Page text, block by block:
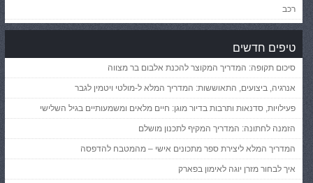
רכב
טיפים חדשים
סיכום תקופה: המדריך המקוצר להכנת אלבום בר מצווה
אנרגיה, ביצועים, התאוששות: המדריך המלא ל-מולטי ויטמין לגבר
פעילויות, סדנאות ותרבות בדיור מוגן: חיים מלאים ומשמעותיים בגיל השלישי
הזמנה לחתונה: המדריך המקיף לתכנון מושלם
המדריך המלא ליצירת ספר מתכונים אישי – מהמטבח להדפסה
איך לבחור מזרן יוגה לאימון בפארק